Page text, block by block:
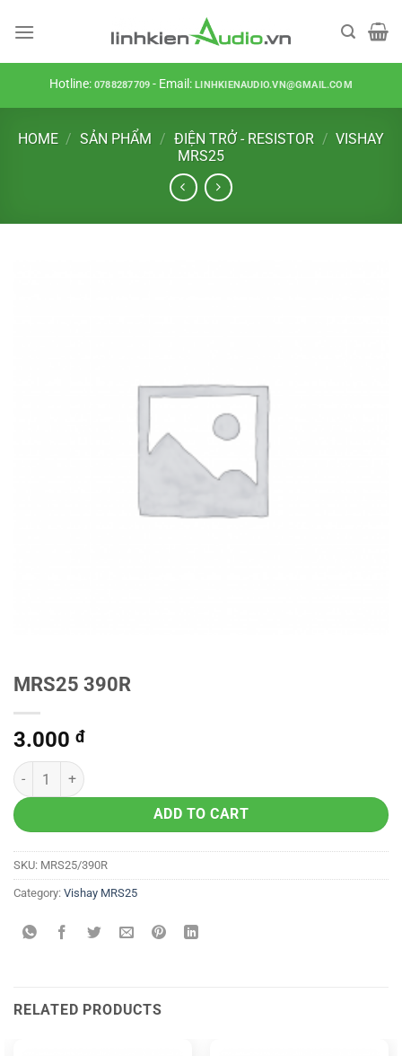
Hotline:0788287709 - Email:LINHKIENAUDIO.VN@GMAIL.COM
HOME / SẢN PHẨM / ĐIỆN TRỞ - RESISTOR / VISHAY
MRS25
MRS25 390R
3.000 đ
ADD TO CART
SKU: MRS25/390R
Category: Vishay MRS25
RELATED PRODUCTS